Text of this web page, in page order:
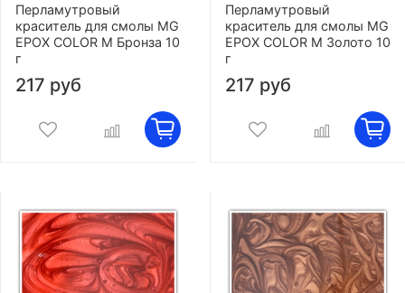
Перламутровый
краситель для смолы MG
EPOX COLOR M Бронза 10
г
217 руб
Перламутровый
краситель для смолы MG
EPOX COLOR M Золото 10
г
217 руб